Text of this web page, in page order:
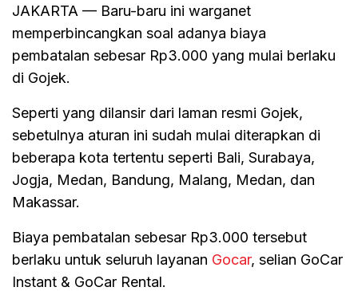
JAKARTA — Baru-baru ini warganet
memperbincangkan soal adanya biaya
pembatalan sebesar Rp3.000 yang mulai berlaku
di Gojek.
Seperti yang dilansir dari laman resmi Gojek,
sebetulnya aturan ini sudah mulai diterapkan di
beberapa kota tertentu seperti Bali, Surabaya,
Jogja, Medan, Bandung, Malang, Medan, dan
Makassar.
Biaya pembatalan sebesar Rp3.000 tersebut
berlaku untuk seluruh layanan Gocar, selian GoCar
Instant & GoCar Rental.